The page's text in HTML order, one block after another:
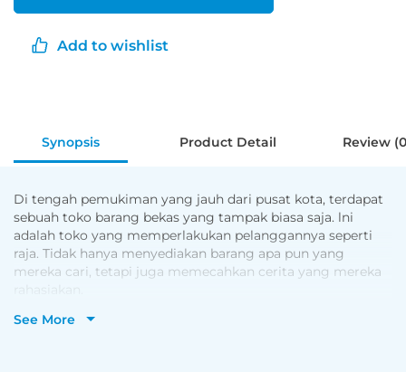
Add to wishlist
Synopsis Product Detail Review
Di tengah pemukiman yang jauh dari pusat kota, terdapat
sebuah toko barang bekas yang tampak biasa saja. lni
adalah toko yang memperlakukan pelanggannya seperti
raja. Tidak hanya menyediakan barang apa pun yang
mereka cari, tetapi juga memecahkan cerita yang mereka
nyatanya ada hal yang lebih penting daripada uang bagi
See More